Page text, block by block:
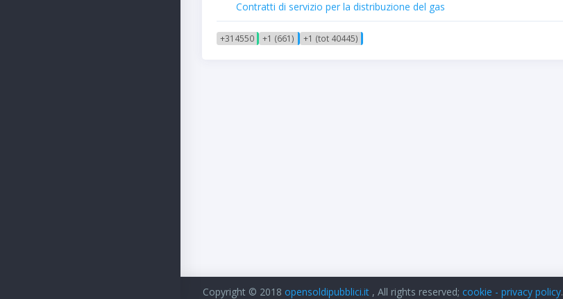
Contratti di servizio per la distribuzione del gas
+314550 +1 (661) +1 (tot 40445)
Copyright © 2018opensoldipubblici.it , All rights reserved;cookie - privacy policy.